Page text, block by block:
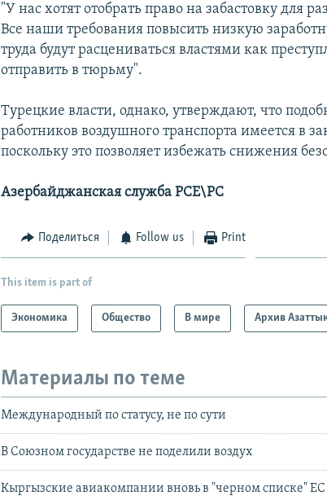
"У нас хотят отобрать право на забастовку для
Все наши требования повысить низкую
труда будут расцениваться властями как
отправить в тюрьму".
Турецкие власти, однако, утверждают, что
работников воздушного транспорта имеется в
поскольку это позволяет избежать снижения
Азербайджанская служба РСЕ\РС
Поделиться Follow us Print
This item is part of
Экономика Общество В мире Архив
Материалы по теме
Международный по статусу, не по сути
В Союзном государстве не поделили воздух
Кыргызские авиакомпании вновь в "черном списке" ЕС